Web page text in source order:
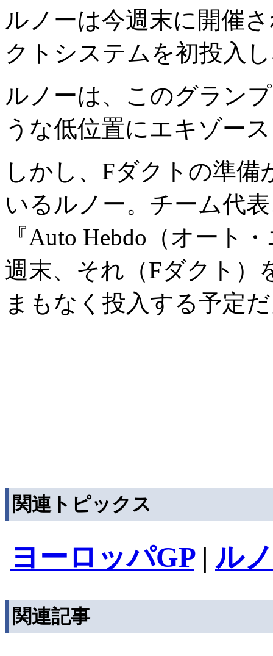
ルノーは今週末に開催
クトシステムを初投入
ルノーは、このグラン
うな低位置にエキゾー
しかし、Fダクトの準
いるルノー。チーム代
『Auto Hebdo（オート
週末、それ（Fダクト）
まもなく投入する予定
関連トピックス
ヨーロッパGP| ル
関連記事